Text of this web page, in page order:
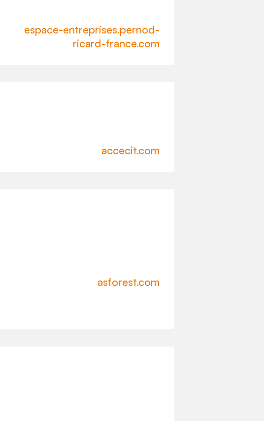
espace-entreprises.pernod-
ricard-france.com
accecit.com
asforest.com